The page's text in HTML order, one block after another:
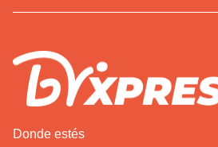
Donde estés